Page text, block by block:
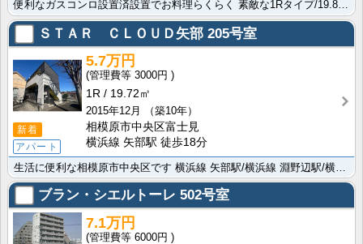
ＳＴＡＲ ＣＬＯＵＤ矢部 205号室
新着
アパート
5.7万円
3000円
1R
19.72㎡
2015年12月
（築10年）
相模原市中央区富士見
横浜線 矢部駅 徒歩18分
ブラン・シエルトーレ 502号室
7.1万円
6000円